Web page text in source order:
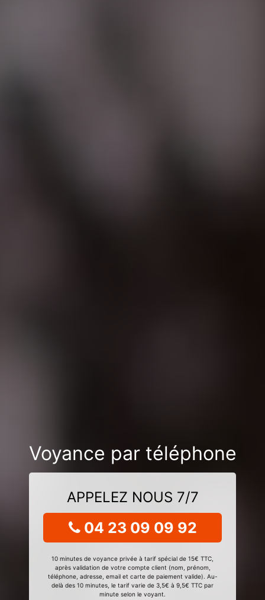
Voyance par téléphone
APPELEZ NOUS 7/7
04 23 09 09 92
10 minutes de voyance privée à tarif spécial de 15€ TTC,
après validation de votre compte client (nom, prénom,
téléphone, adresse, email et carte de paiement valide). Au-
delà des 10 minutes, le tarif varie de 3,5€ à 9,5€ TTC par
minute selon le voyant.